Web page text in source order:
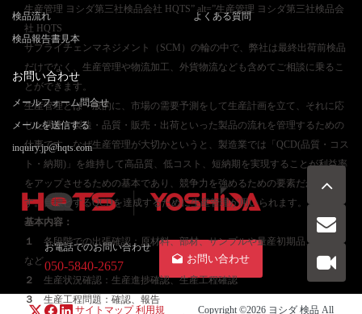
生産管理 ヨシダ第三社検品会社 HQTS” alt=”生産管理 ヨシダ第三社検品会
社 HQTS
サプライチェンマネジメント（SCM）の輪の中で、弊社は最終出荷前検品
だけでなく、生産管理や物流加工、外貨物流なども含めてご相談に乗るこ
とができます。
生産管理とは一般的に、市場の需要予測をして生産計画を立て、それに応
じた調達・製造・品質・販売・出荷といった製品の流れを管理するための
仕事です。なぜ生産管理が大切かというと、製造業では「QCD(品質・コス
ト・納期)」を維持して高品質、低コスト、短納期を実現することが利益率
をアップさせるための基本であり、競争力を強めるための要素だからで
す。目標とするQCDを達成するために生産管理が用いられます。
基本内容：
１
各段階での出張確認：原材料、部材、サンプルや量産初期品、量産品
など
２
生産状況確認：生産進捗確認、生産工程確認
３
生産工程問題：確認、報告
検品流れ
検品報告書見本
よくある質問
お問い合わせ
メールフォーム問合せ
メールを送信する
inquiry.jp@hqts.com
お電話でのお問い合わせ
050-5840-2657
お問い合わせ
サイトマップ 利用規 Copyright ©2026 ヨシダ 検品 All